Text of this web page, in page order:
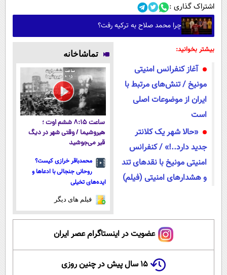
اشتراک گذاری :
چرا محمد صلاح به ترکیه رفت؟
بیشتر بخوانید:
آغاز کنفرانس امنیتی
مونیخ / تنش‌های مرتبط با
ایران از موضوعات اصلی
است
«حالا شهر یک کلانتر
جدید دارد..!» / کنفرانس
امنیتی مونیخ با نقدهای تند
و هشدارهای امنیتی (فیلم)
تماشاخانه
ساعت ۸:۱۵ ششم اوت ؛
هیروشیما / وقتی شهر در دیگ
قیر می‌جوشید
محمدباقر خرازی کیست؟
روحانی جنجالی با ادعاها و
ایده‌های تخیلی
فیلم های دیگر
عضویت در اینستاگرام عصر ایران
۱۵ سال پیش در چنین روزی